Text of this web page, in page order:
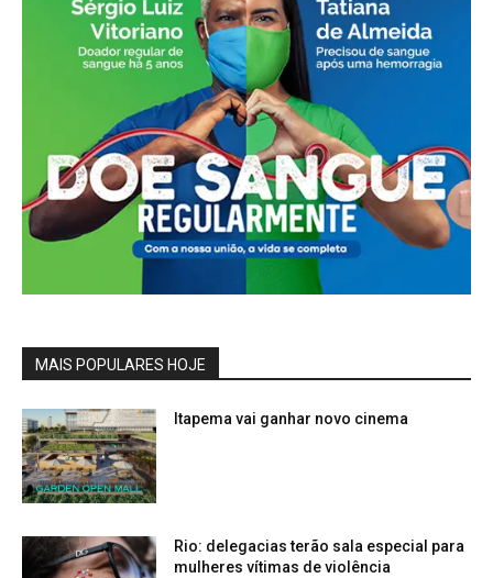
MAIS POPULARES HOJE
Itapema vai ganhar novo cinema
Rio: delegacias terão sala especial para
mulheres vítimas de violência